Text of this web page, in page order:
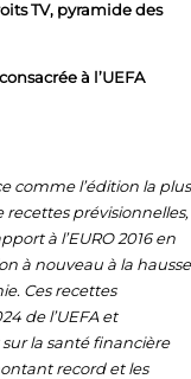
TV, pyramide des
à l’UEFA
comme l’édition la plus
recettes prévisionnelles,
à l’EURO 2016 en
à nouveau à la hausse
Ces recettes
de l’UEFA et
la santé financière
record et les